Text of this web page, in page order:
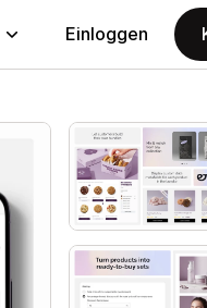
Einloggen